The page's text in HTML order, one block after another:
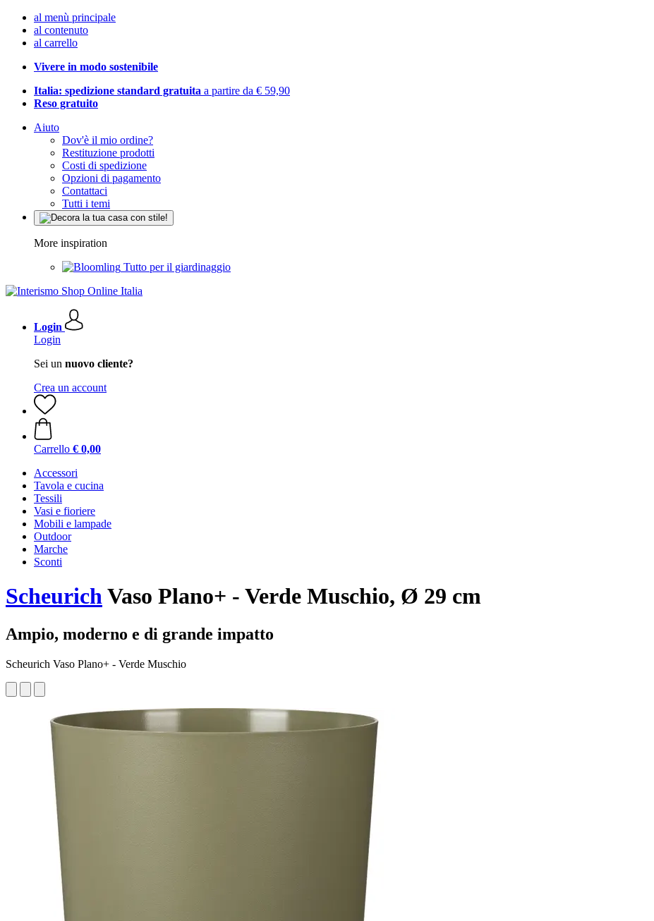
al menù principale
al contenuto
al carrello
Vivere in modo sostenibile
Italia: spedizione standard gratuita a partire da € 59,90
Reso gratuito
Aiuto
Dov'è il mio ordine?
Restituzione prodotti
Costi di spedizione
Opzioni di pagamento
Contattaci
Tutti i temi
More inspiration
Tutto per il giardinaggio
Login
Login
Sei un nuovo cliente?
Crea un account
Carrello € 0,00
Accessori
Tavola e cucina
Tessili
Vasi e fioriere
Mobili e lampade
Outdoor
Marche
Sconti
ScheurichVaso Plano+ - Verde Muschio, Ø 29 cm
Ampio, moderno e di grande impatto
Scheurich Vaso Plano+ - Verde Muschio